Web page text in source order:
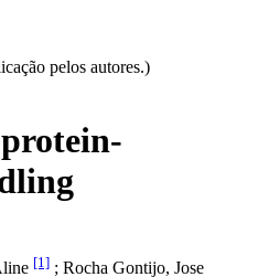
pelos autores.)
[1] ; Rocha Gontijo, Jose